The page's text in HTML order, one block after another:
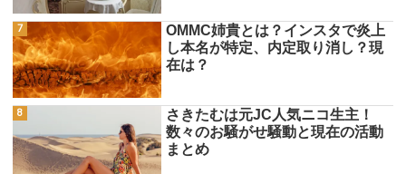
OMMC姉貴とは？インスタで炎上
し本名が特定、内定取り消し？現
在は？
さきたむは元JC人気ニコ生主！
数々のお騒がせ騒動と現在の活動
まとめ